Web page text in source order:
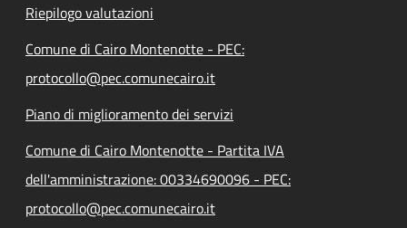
Riepilogo valutazioni
Comune di Cairo Montenotte - PEC:
protocollo@pec.comunecairo.it
Piano di miglioramento dei servizi
Comune di Cairo Montenotte - Partita IVA
dell'amministrazione: 00334690096 - PEC:
protocollo@pec.comunecairo.it